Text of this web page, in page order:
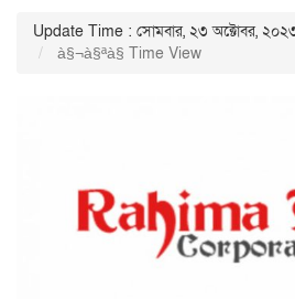
Update Time : সোমবার, ২৩ অক্টোবর,
à§¬à§ªà§­ Time View